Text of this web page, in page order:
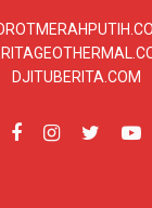
DJITUBERITA.COM